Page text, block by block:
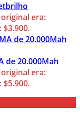
era:
$3.900.
de 20.000Mah
era:
$5.900.